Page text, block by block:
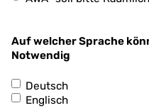
Auf welcher Sprache
Notwendig
Deutsch
Englisch